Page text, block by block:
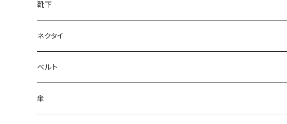
靴下
ネクタイ
ベルト
傘